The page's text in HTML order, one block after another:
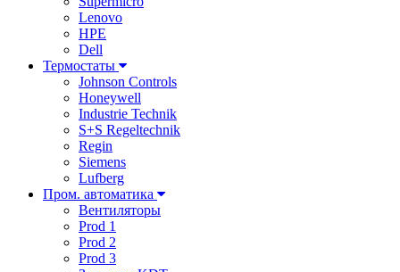
Lenovo
HPE
Dell
Термостаты
Johnson Controls
Honeywell
Industrie Technik
S+S Regeltechnik
Regin
Siemens
Lufberg
Пром. автоматика
Вентиляторы
Prod 1
Prod 2
Prod 3